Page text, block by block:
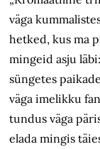
väga
hetked, kus ma
mingeid asju
süngetes
väga imelikku
tundus väga
elada mingis